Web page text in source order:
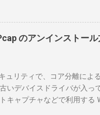
ったのだが、ちっともそん
ポイントを明示しながら、
使う場合は、下記のこれら
るIC-7300を使う。 無線機
なと思って。 操作側 (クラ
スコンピュータのWindows
ば、相応なマイクなど。
のアンインストー
ュリティで、コア分離によ
いデバイスドライバが入っ
キャプチャなどで利用する